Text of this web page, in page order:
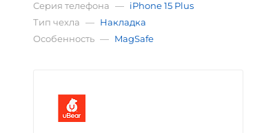
Серия телефона — iPhone 15 Plus
Тип чехла — Накладка
Особенность — MagSafe